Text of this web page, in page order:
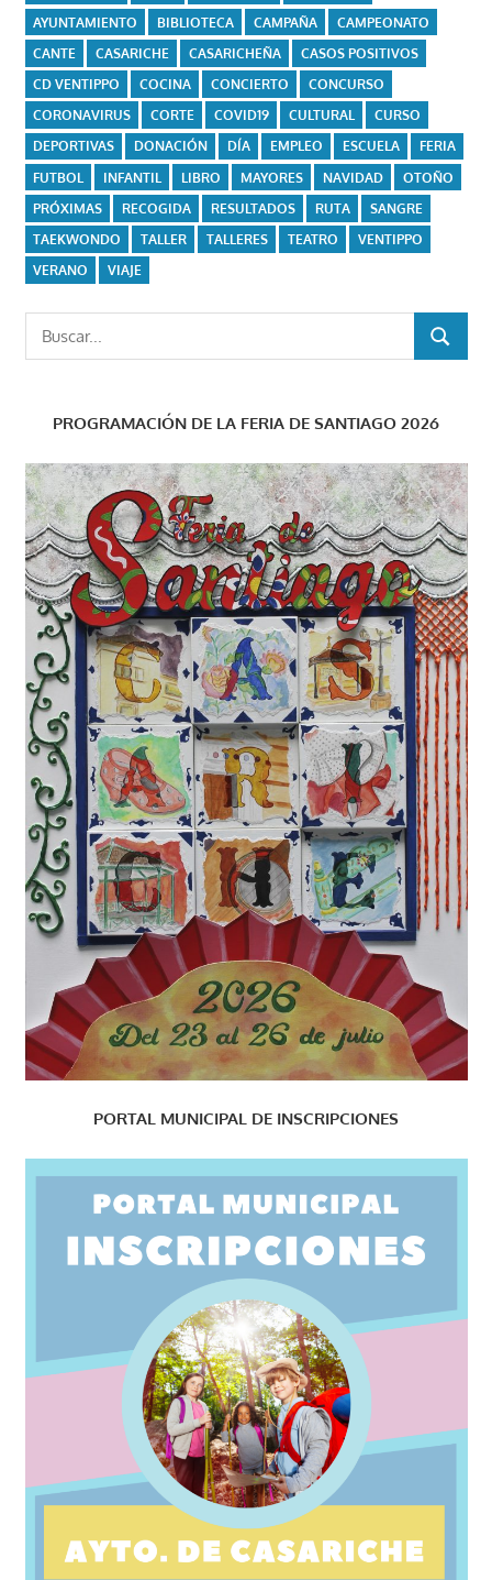
AYUNTAMIENTO
BIBLIOTECA CAMPAÑA
CAMPEONATO
CANTE
CASARICHE CASARICHEÑA
CASOS POSITIVOS
CD VENTIPPO
COCINA CONCIERTO
CONCURSO
CORONAVIRUS
CORTE COVID19 CULTURAL
CURSO
DEPORTIVAS
DONACIÓN DÍA EMPLEO ESCUELA
FERIA
FUTBOL
INFANTIL LIBRO MAYORES NAVIDAD
OTOÑO
PRÓXIMAS
RECOGIDA RESULTADOS RUTA
SANGRE
TAEKWONDO
TALLER TALLERES TEATRO
VENTIPPO
VERANO
VIAJE
Buscar:
BUSCAR
PROGRAMACIÓN DE LA FERIA DE SANTIAGO 2026
PORTAL MUNICIPAL DE INSCRIPCIONES